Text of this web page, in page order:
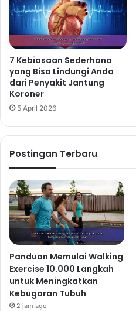
7 Kebiasaan Sederhana
yang Bisa Lindungi Anda
dari Penyakit Jantung
Koroner
5 April 2026
Postingan Terbaru
Panduan Memulai Walking
Exercise 10.000 Langkah
untuk Meningkatkan
Kebugaran Tubuh
2 jam ago